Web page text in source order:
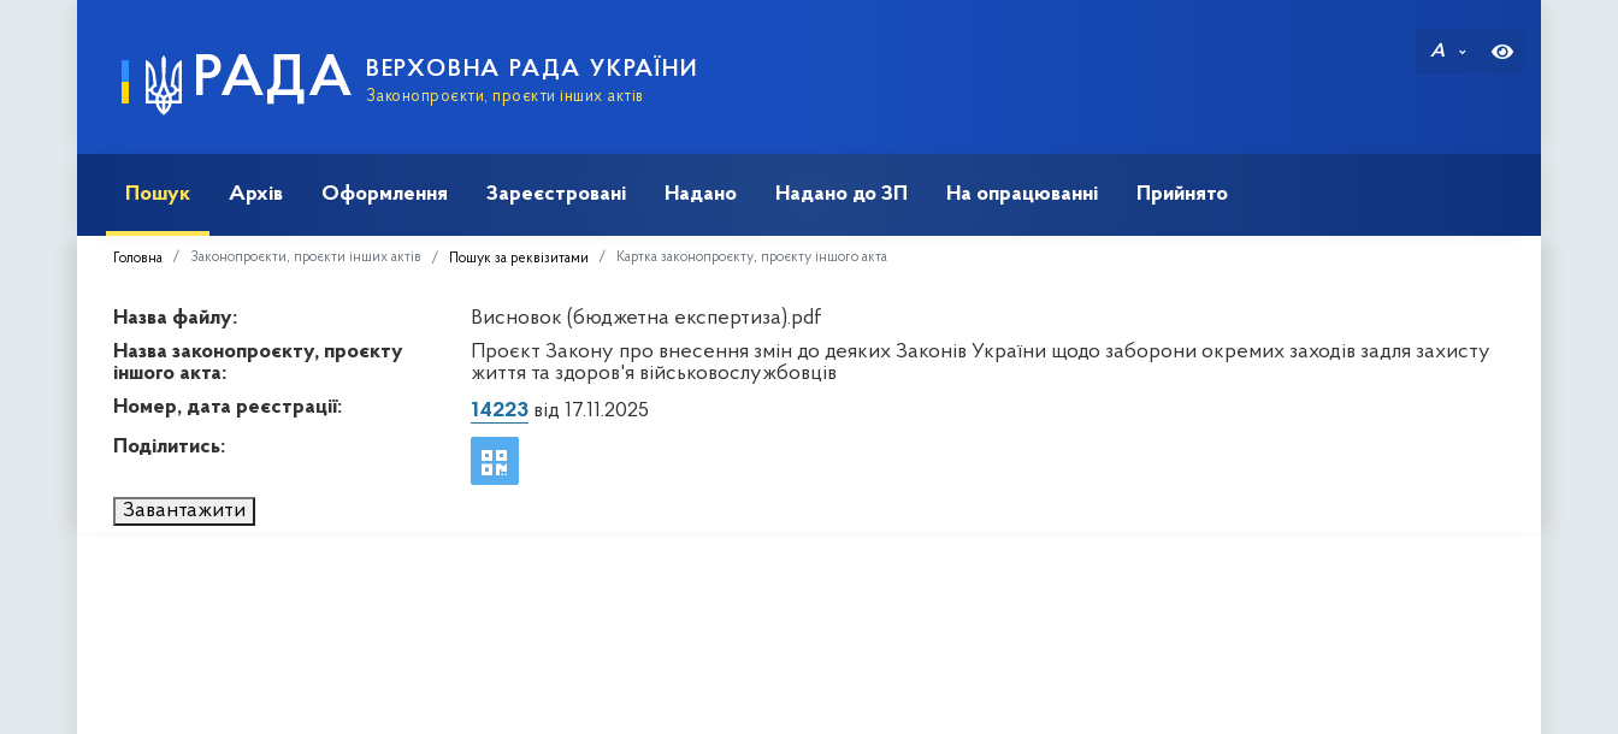
РАДА ВЕРХОВНА РАДА УКРАЇНИ
Законопроєкти, проєкти інших актів
A
Пошук Архів Оформлення Зареєстровані Надано Надано до ЗП На опрацюванні Прийнято
Головна Законопроєкти, проєкти інших актів Пошук за реквізитами Картка законопроєкту, проєкту іншого акта
Назва файлу:
Висновок (бюджетна експертиза).pdf
Назва законопроєкту, проєкту
іншого акта:
Проєкт Закону про внесення змін до деяких Законів України щодо заборони окремих заходів задля захисту
життя та здоров'я військовослужбовців
Номер, дата реєстрації:
14223від 17.11.2025
Поділитись:
Завантажити